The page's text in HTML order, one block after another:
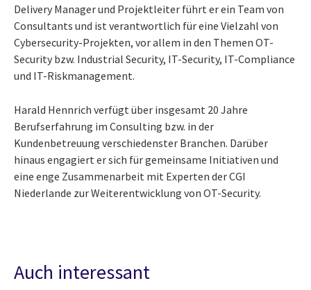
Delivery Manager und Projektleiter führt er ein Team von
Consultants und ist verantwortlich für eine Vielzahl von
Cybersecurity-Projekten, vor allem in den Themen OT-
Security bzw. Industrial Security, IT-Security, IT-Compliance
und IT-Riskmanagement. ​
Harald Hennrich verfügt über insgesamt 20 Jahre
Berufserfahrung im Consulting bzw. in der
Kundenbetreuung verschiedenster Branchen. Darüber
hinaus engagiert er sich für gemeinsame Initiativen und
eine enge Zusammenarbeit mit Experten der CGI
Niederlande zur Weiterentwicklung von OT-Security.​
Auch interessant